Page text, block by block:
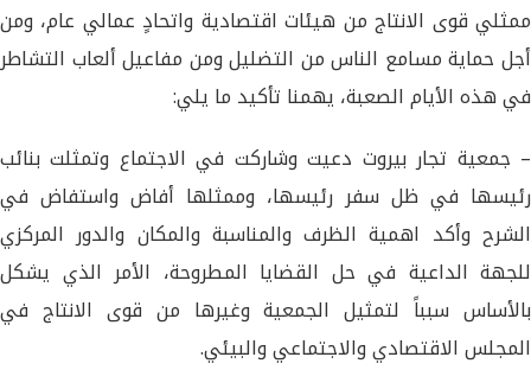
ممثلي قوى الانتاج من هيئات اقتصادية واتحادٍ عمالي عام، ومن
أجل حماية مسامع الناس من التضليل ومن مفاعيل ألعاب التشاطر
في هذه الأيام الصعبة، يهمنا تأكيد ما يلي:
– جمعية تجار بيروت دعيت وشاركت في الاجتماع وتمثلت بنائب
رئيسها في ظل سفر رئيسها، وممثلها أفاض واستفاض في
الشرح وأكد اهمية الظرف والمناسبة والمكان والدور المركزي
للجهة الداعية في حل القضايا المطروحة، الأمر الذي يشكل
بالأساس سبباً لتمثيل الجمعية وغيرها من قوى الانتاج في
المجلس الاقتصادي والاجتماعي والبيئي.